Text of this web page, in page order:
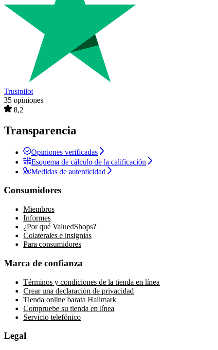
Trustpilot
35 opiniones
8,2
Transparencia
Opiniones verificadas
Esquema de cálculo de la calificación
Medidas de autenticidad
Consumidores
Miembros
Informes
¿Por qué ValuedShops?
Colaterales e insignias
Para consumidores
Marca de confianza
Términos y condiciones de la tienda en línea
Crear una declaración de privacidad
Tienda online barata Hallmark
Compruebe su tienda en línea
Servicio telefónico
Legal